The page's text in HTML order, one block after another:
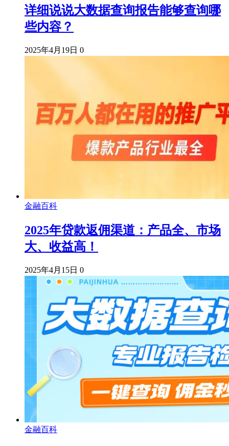
详细说说大数据查询报告能够查询哪
些内容？
2025年4月19日 0
金融百科
2025年贷款返佣渠道：产品全、市场
大、收益高！
2025年4月15日 0
金融百科